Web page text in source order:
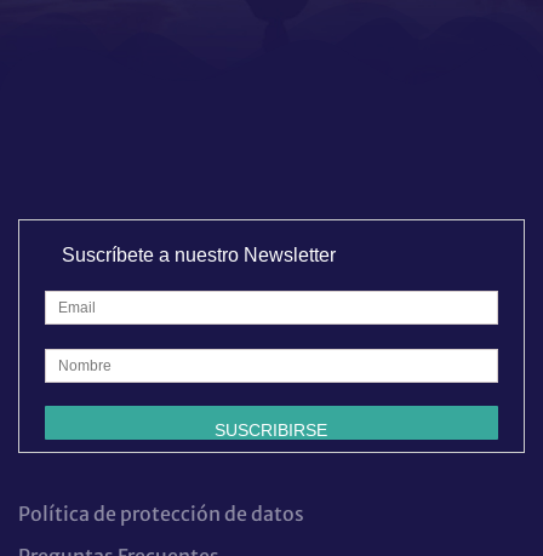
Suscríbete a nuestro Newsletter
Política de protección de datos